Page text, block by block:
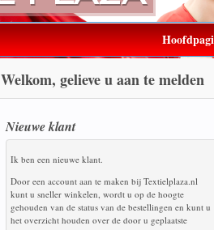
Welkom, gelieve u aan te melden
Nieuwe klant
Ik ben een nieuwe klant.
Door een account aan te maken bij Textielplaza.nl
kunt u sneller winkelen, wordt u op de hoogte
gehouden van de status van de bestellingen en kunt u
het overzicht houden over de door u geplaatste